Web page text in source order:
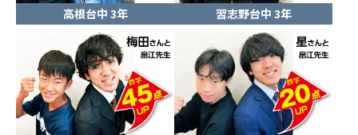
高根台中 3年 習志野台中 3年